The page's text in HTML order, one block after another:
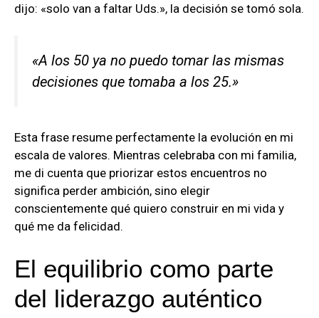
dijo: «solo van a faltar Uds.», la decisión se tomó sola.
«A los 50 ya no puedo tomar las mismas
decisiones que tomaba a los 25.»
Esta frase resume perfectamente la evolución en mi
escala de valores. Mientras celebraba con mi familia,
me di cuenta que priorizar estos encuentros no
significa perder ambición, sino elegir
conscientemente qué quiero construir en mi vida y
qué me da felicidad.
El equilibrio como parte
del liderazgo auténtico